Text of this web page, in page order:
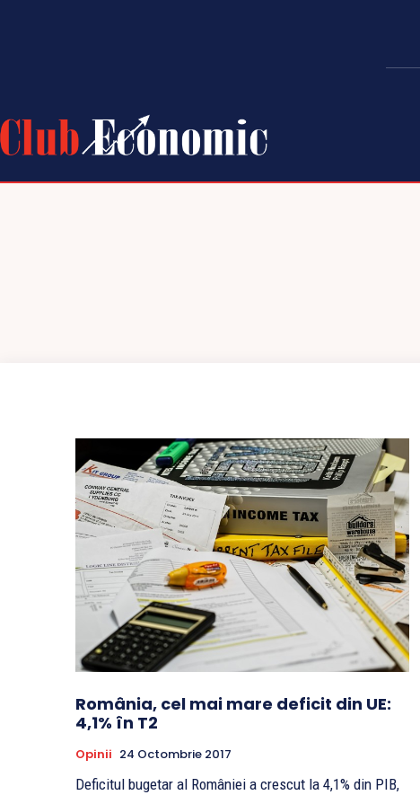
România, cel mai mare deficit din UE:
4,1% în T2
Opinii 24 Octombrie 2017
Deficitul bugetar al României a crescut la 4,1% din PIB,